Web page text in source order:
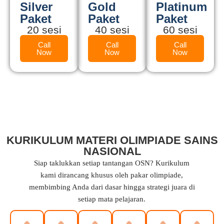
Silver
Paket
20 sesi
Call
Now
Gold
Paket
40 sesi
Call
Now
Platinum
Paket
60 sesi
Call
Now
KURIKULUM MATERI OLIMPIADE SAINS
NASIONAL
Siap taklukkan setiap tantangan OSN? Kurikulum
kami dirancang khusus oleh pakar olimpiade,
membimbing Anda dari dasar hingga strategi juara di
setiap mata pelajaran.